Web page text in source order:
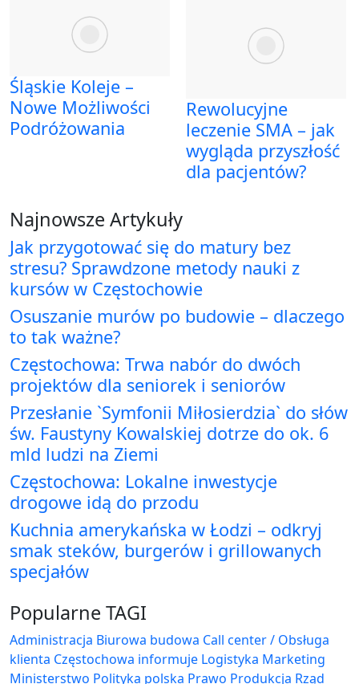
Śląskie Koleje –
Nowe Możliwości
Podróżowania
Rewolucyjne
leczenie SMA – jak
wygląda przyszłość
dla pacjentów?
Najnowsze Artykuły
Jak przygotować się do matury bez
stresu? Sprawdzone metody nauki z
kursów w Częstochowie
Osuszanie murów po budowie – dlaczego
to tak ważne?
Częstochowa: Trwa nabór do dwóch
projektów dla seniorek i seniorów
Przesłanie `Symfonii Miłosierdzia` do słów
św. Faustyny Kowalskiej dotrze do ok. 6
mld ludzi na Ziemi
Częstochowa: Lokalne inwestycje
drogowe idą do przodu
Kuchnia amerykańska w Łodzi – odkryj
smak steków, burgerów i grillowanych
specjałów
Popularne TAGI
Administracja Biurowa budowa Call center / Obsługa
klienta Częstochowa informuje Logistyka Marketing
Ministerstwo Polityka polska Prawo Produkcja Rząd